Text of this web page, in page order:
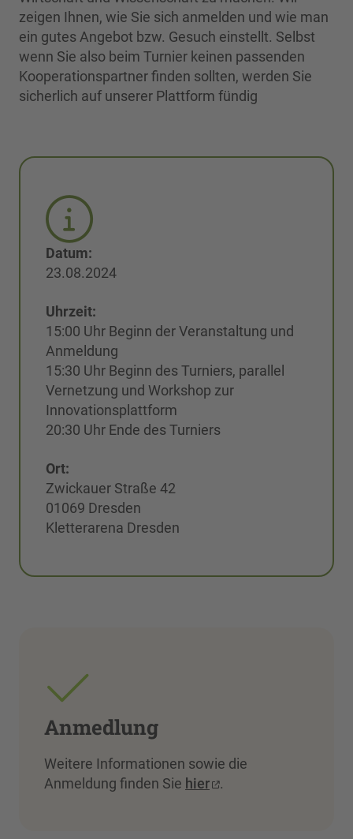
zeigen Ihnen, wie Sie sich anmelden und wie man
ein gutes Angebot bzw. Gesuch einstellt. Selbst
wenn Sie also beim Turnier keinen passenden
Kooperationspartner finden sollten, werden Sie
sicherlich auf unserer Plattform fündig
Datum:
23.08.2024
Uhrzeit:
15:00 Uhr Beginn der Veranstaltung und
Anmeldung
15:30 Uhr Beginn des Turniers, parallel
Vernetzung und Workshop zur
Innovationsplattform
20:30 Uhr Ende des Turniers
Ort:
Zwickauer Straße 42
01069 Dresden
Kletterarena Dresden
Anmedlung
Weitere Informationen sowie die
Anmeldung finden Sie hier .